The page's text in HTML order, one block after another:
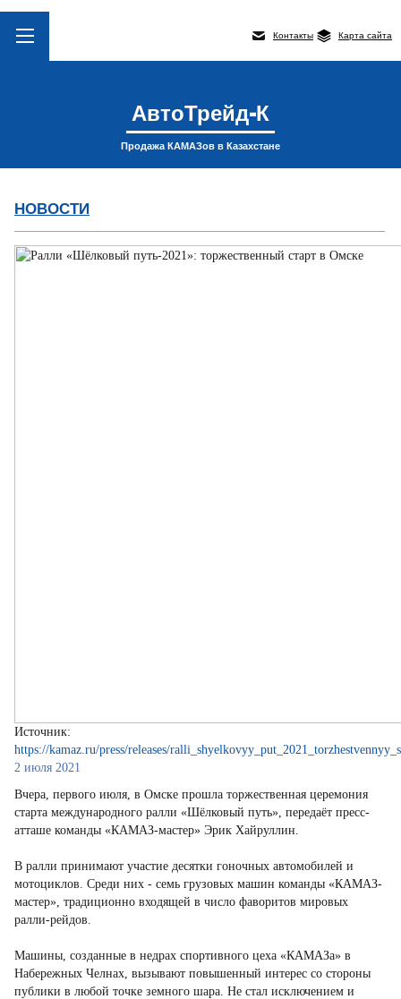
Контакты Карта сайта
АвтоТрейд-К
Продажа КАМАЗов в Казахстане
НОВОСТИ
Источник:
https://kamaz.ru/press/releases/
2 июля 2021
Вчера, первого июля, в Омске прошла торжественная церемония
старта международного ралли «Шёлковый путь», передаёт пресс-
атташе команды «КАМАЗ-мастер» Эрик Хайруллин.
В ралли принимают участие десятки гоночных автомобилей и
мотоциклов. Среди них - семь грузовых машин команды «КАМАЗ-
мастер», традиционно входящей в число фаворитов мировых
ралли-рейдов.
Машины, созданные в недрах спортивного цеха «КАМАЗа» в
Набережных Челнах, вызывают повышенный интерес со стороны
публики в любой точке земного шара. Не стал исключением и